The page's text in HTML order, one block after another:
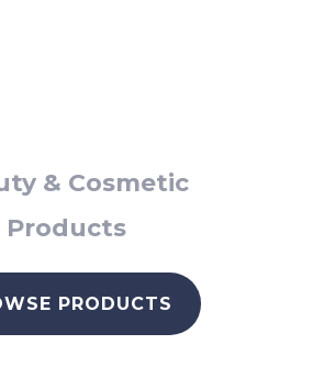
& Cosmetic
Products
PRODUCTS